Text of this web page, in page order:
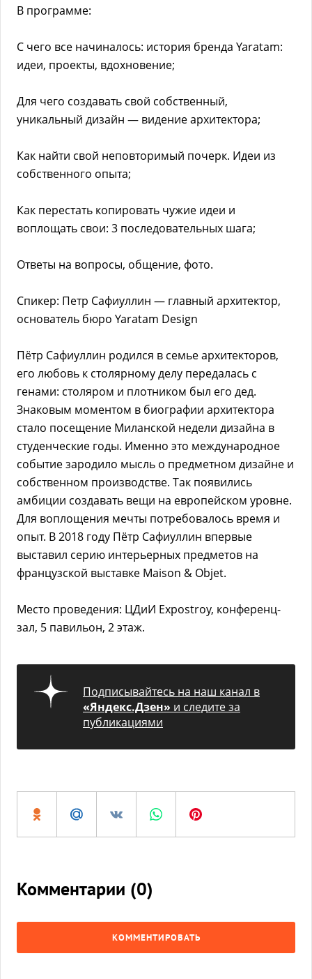
В программе:
С чего все начиналось: история бренда Yaratam:
идеи, проекты, вдохновение;
Для чего создавать свой собственный,
уникальный дизайн — видение архитектора;
Как найти свой неповторимый почерк. Идеи из
собственного опыта;
Как перестать копировать чужие идеи и
воплощать свои: 3 последовательных шага;
Ответы на вопросы, общение, фото.
Спикер: Петр Сафиуллин — главный архитектор,
основатель бюро Yaratam Design
Пётр Сафиуллин родился в семье архитекторов,
его любовь к столярному делу передалась с
генами: столяром и плотником был его дед.
Знаковым моментом в биографии архитектора
стало посещение Миланской недели дизайна в
студенческие годы. Именно это международное
событие зародило мысль о предметном дизайне и
собственном производстве. Так появились
амбиции создавать вещи на европейском уровне.
Для воплощения мечты потребовалось время и
опыт. В 2018 году Пётр Сафиуллин впервые
выставил серию интерьерных предметов на
французской выставке Maison & Objet.
Место проведения: ЦДиИ Expostroy, конференц-
зал, 5 павильон, 2 этаж.
Подписывайтесь на наш канал в
«Яндекс.Дзен» и следите за
публикациями
Комментарии (0)
КОММЕНТИРОВАТЬ